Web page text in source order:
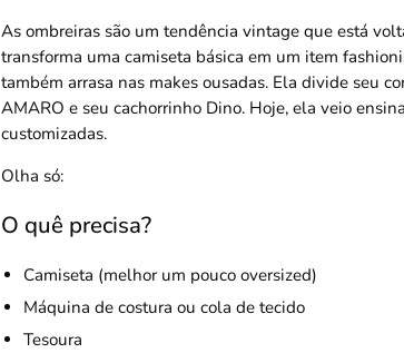
As ombreiras são um tendência vintage que está
transforma uma camiseta básica em um item
também arrasa nas makes ousadas. Ela divide seu
AMARO e seu cachorrinho Dino. Hoje, ela veio
customizadas.
Olha só:
O quê precisa?
Camiseta (melhor um pouco oversized)
Máquina de costura ou cola de tecido
Tesoura